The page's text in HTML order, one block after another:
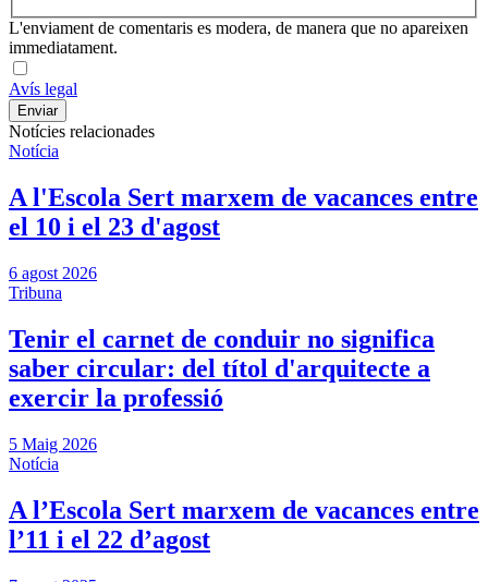
L'enviament de comentaris es modera, de manera que no apareixen
immediatament.
Avís legal
Notícies relacionades
Notícia
A l'Escola Sert marxem de vacances entre
el 10 i el 23 d'agost
6 agost 2026
Tribuna
Tenir el carnet de conduir no significa
saber circular: del títol d'arquitecte a
exercir la professió
5 Maig 2026
Notícia
A l’Escola Sert marxem de vacances entre
l’11 i el 22 d’agost